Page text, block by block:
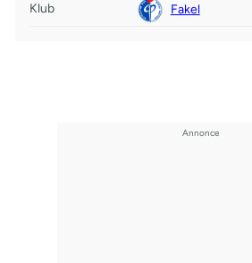
Klub Fakel